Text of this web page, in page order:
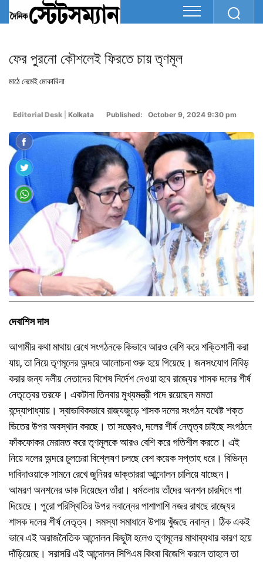
ফের পুরনো কৌশলেই ফিরতে চায় তৃণমূল
মাঠে নেমেই মোকাবিলা
Editorial Desk Kolkata Published: October 9, 2024 9:30 pm
দেবাশিস দাস
আগামীর কথা মাথায় রেখে সংগঠনকে কিভাবে আরও বেশি করে শক্তিশালী করা
যায়, তা নিয়ে তৃণমূলের অন্দরে আলোচনা শুরু হয়ে গিয়েছে। জনসংযোগ নিবিড়
করার জন্য দলীয় নেতাদের বিশেষ নির্দেশ দেওয়া হবে রাজ্যের শাসক দলের শীর্ষ
নেতৃত্বের তরফে। একটানা তিনবার মুখ্যমন্ত্রী পদে রয়েছেন মমতা
বন্দ্যোপাধ্যায়। স্বাভাবিকভাবে রাজ্যজুড়ে শাসক দলের সংগঠন যথেষ্ট শক্ত
ভিতের উপর অবস্থান করছে। তা সত্ত্বেও, দলের শীর্ষ নেতৃত্ব চাইছে সংগঠনে
ফাঁকফোকর মেরামত করে তৃণমূলকে আরও বেশি করে গতিশীল করতে। এই
নিয়ে দলের অন্দরে চুলচেরা বিশ্লেষণ চলছে বেশ কয়েক সপ্তাহ ধরে। বিভিন্ন
দাবিদাওয়াকে সামনে রেখে জুনিয়র ডাক্তাররা আন্দোলন চালিয়ে যাচ্ছেন।
আমরণ অনশনের ডাক দিয়েছেন তাঁরা। ধর্মতলায় তাঁদের অনশন চারদিনে পা
দিয়েছে। পুরো পরিস্থিতির উপর নবান্নের পাশাপাশি নজর রাখছে রাজ্যের
শাসক দলের শীর্ষ নেতৃত্ব। সমস্যা সমাধানে উপায় খুঁজছে নবান্ন। ঠিক একই
ভাবে এই অরাজনৈতিক আন্দোলন কিছুটা হলেও তৃণমূলের মাথাব্যথার কারণ হয়ে
দাঁড়িয়েছে। সরাসরি এই আন্দোলন সিপিএম কিংবা বিজেপি করলে তাহলে তা